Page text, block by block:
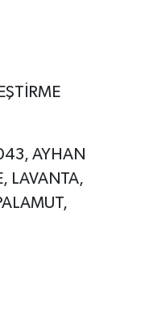
AYHAN
LAVANTA,